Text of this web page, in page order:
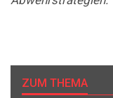
ZUM THEMA